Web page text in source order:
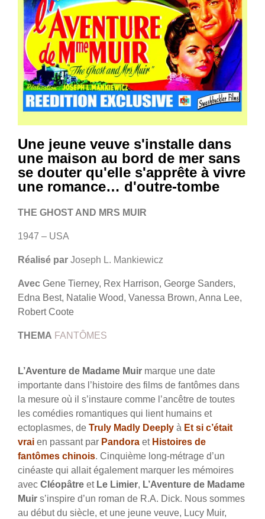
Une jeune veuve s'installe dans
une maison au bord de mer sans
se douter qu'elle s'apprête à vivre
une romance… d'outre-tombe
THE GHOST AND MRS MUIR
1947 – USA
Réalisé par Joseph L. Mankiewicz
Avec Gene Tierney, Rex Harrison, George Sanders,
Edna Best, Natalie Wood, Vanessa Brown, Anna Lee,
Robert Coote
THEMA FANTÔMES
L’Aventure de Madame Muir marque une date
importante dans l’histoire des films de fantômes dans
la mesure où il s’instaure comme l’ancêtre de toutes
les comédies romantiques qui lient humains et
ectoplasmes, de Truly Madly Deeply à Et si c’était
vrai en passant par Pandora et Histoires de
fantômes chinois. Cinquième long-métrage d’un
cinéaste qui allait également marquer les mémoires
avec Cléopâtre et Le Limier, L’Aventure de Madame
Muir s’inspire d’un roman de R.A. Dick. Nous sommes
au début du siècle, et une jeune veuve, Lucy Muir,